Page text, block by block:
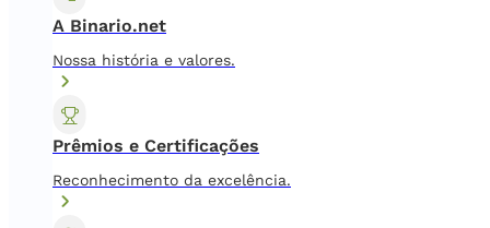
A Binario.net
Nossa história e valores.
Prêmios e Certificações
Reconhecimento da excelência.